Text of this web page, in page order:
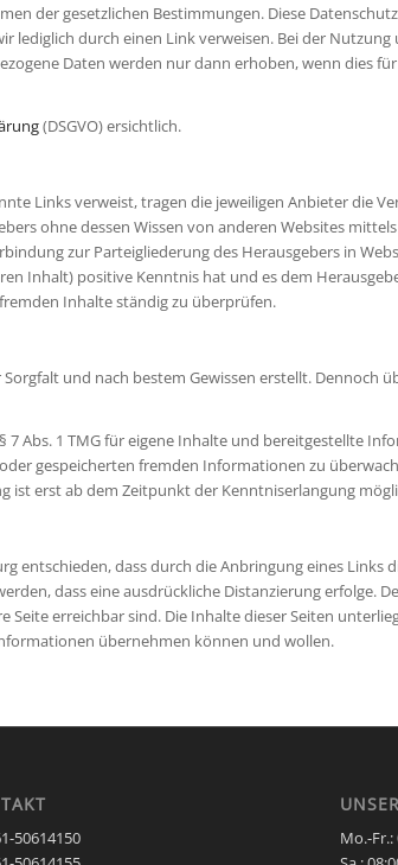
der gesetzlichen Bestimmungen. Diese
durch einen Link verweisen. Bei der
Daten werden nur dann erhoben, wenn dies
(DSGVO) ersichtlich.
Links verweist, tragen die jeweiligen Anbieter die
ohne dessen Wissen von anderen Websites
zur Parteigliederung des Herausgebers in
Inhalt) positive Kenntnis hat und es dem
Inhalte ständig zu überprüfen.
und nach bestem Gewissen erstellt. Dennoch
Abs. 1 TMG für eigene Inhalte und bereitgestellte
gespeicherten fremden Informationen zu
ist erst ab dem Zeitpunkt der Kenntniserlangung
entschieden, dass durch die Anbringung eines
dass eine ausdrückliche Distanzierung
Seite erreichbar sind. Die Inhalte dieser Seiten
übernehmen können und wollen.
50614150
Mo.-Fr.: